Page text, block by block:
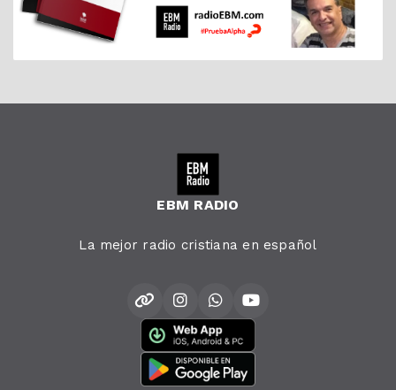
EBM RADIO
La mejor radio cristiana en español